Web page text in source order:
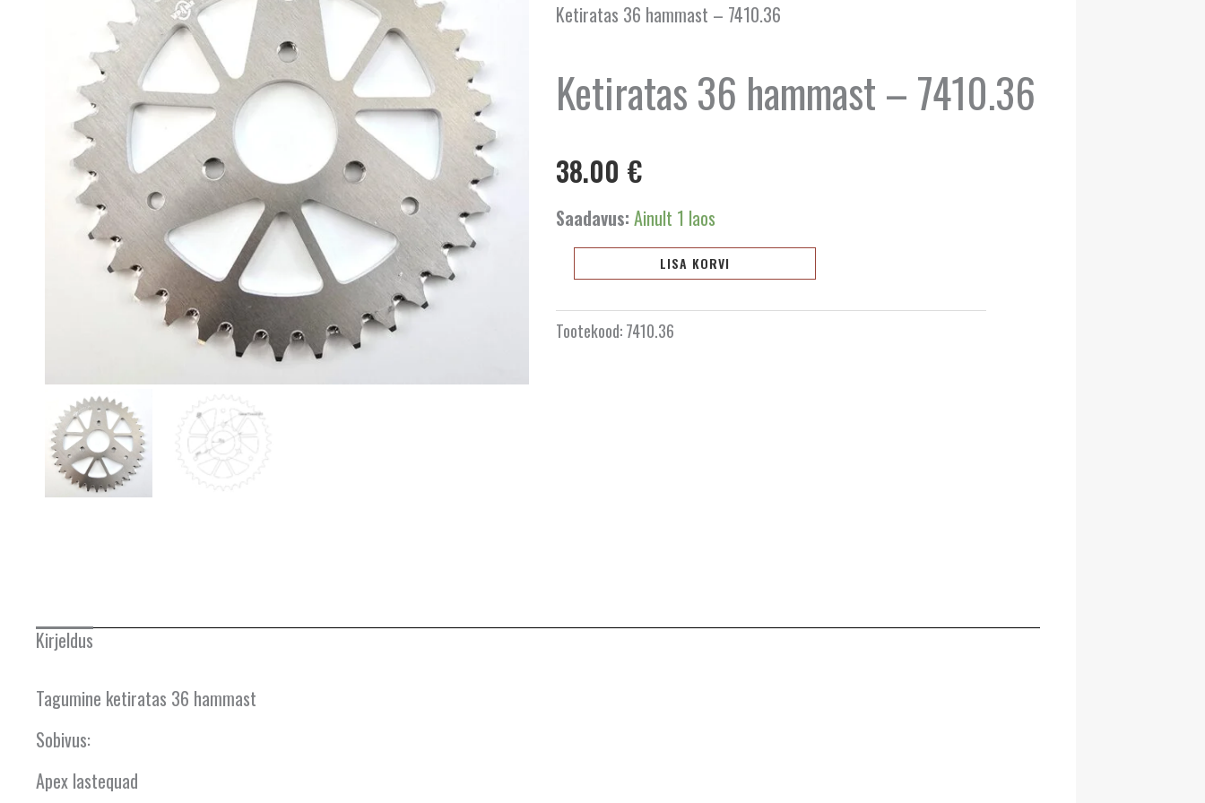
Ketiratas 36 hammast – 7410.36
Ketiratas 36 hammast – 7410.36
38.00 €
Saadavus: Ainult 1 laos
Ketiratas
7410.36
kogus
LISA KORVI
Tootekood:7410.36
Kirjeldus
Tagumine ketiratas 36 hammast
Sobivus:
Apex lastequad